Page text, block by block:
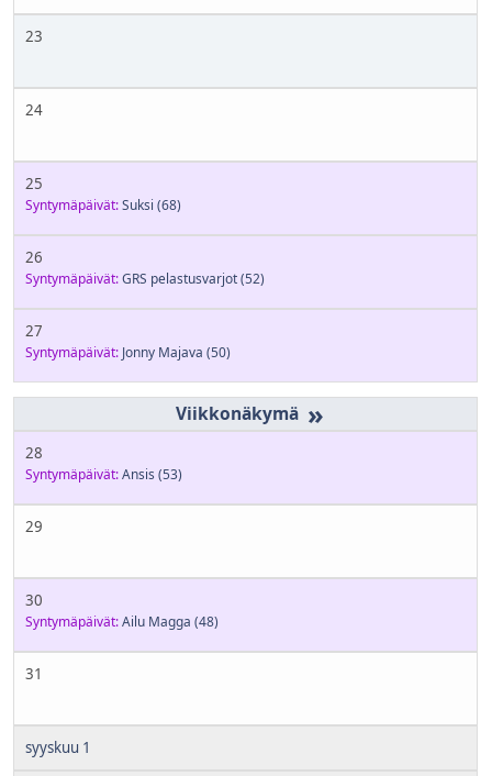
23
24
25
Syntymäpäivät:Suksi (68)
26
Syntymäpäivät:GRS pelastusvarjot(52)
27
Syntymäpäivät: Jonny Majava (50)
»
28
Syntymäpäivät:Ansis (53)
29
30
Syntymäpäivät:Ailu Magga (48)
31
syyskuu 1